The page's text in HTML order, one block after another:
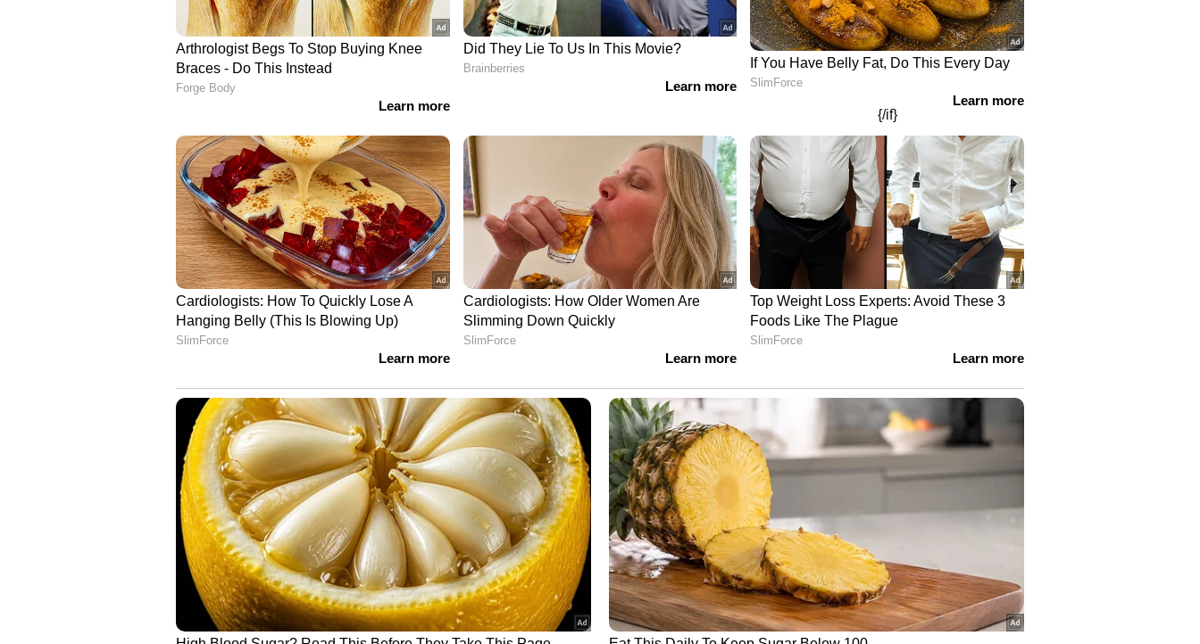
സർക്കാർ ഉദ്യോഗസ്ഥർ കാത്തിരുന്നെങ്കിലും ഗവർണ്ണർ ഒരിഞ്ചും വിട്ടുവീഴ്ച ചെയ്തില്ല.
ലോകായുക്ത നിയമഭേദഗതി അടക്കം 11 ഓർഡിൻസുകളാണ് ഇന്നലെയോടെ
അസാധുവായത്, ഇതോടെ സർക്കാർ കടുത്ത പ്രതിരോധത്തിലുമായി.
ഓര്‍ഡിനൻസ് കാലാവധി കഴിഞ്ഞതോടെ ലോകായുക്ത പഴയ നിയമമാണ് ഇപ്പോൾ
ലൈനിലാണ്. ഗവർണ്ണറെ പ്രകോപിപ്പിക്കാതെ പതിവ് പോലെ അനുരജ്ഞന സാധ്യത
തേടുകയാണ് സർക്കാർ. ദില്ലിയിൽ നിന്നും അടുത്ത ദിവസം കേരളത്തിലെത്തുന്ന
ആരിഫ് മുഹമ്മദ് ഖാനെ മുഖ്യമന്ത്രി നേരിട്ട് രാജ് ഭവനിലെത്തി കാണാനാണ് ശ്രമം.
ഗവർണ്ണറെ പ്രകോപിപ്പിച്ച വിസി നിയമന ഭേദഗതി ഓർഡിനൻസിൽ നിന്നും തൽക്കാലം
സർക്കാർ പിന്നോട്ടുപോയേക്കും. അടുത്ത കാബിനറ്റിൽ ഓ‌ർഡിനൻസ്
ഇറക്കാനായിരന്നു മുൻ ധാരണ. കേരള വിസി നിയമനത്തിനായി ഗവർണ്ണർ രൂപീകരിച്ച
സെർച്ച് കമ്മിറ്റിയിലേക്ക് സർവ്വകലാശാല പ്രതിനിധിയെയും ഉടൻ നിർദ്ദേശിച്ചേക്കും. ഉടൻ
സഭാ സമ്മേളനം വിളിച്ച് ഓർഡിനൻസുകൾക്ക് പകരം ബിൽ അവതരിപ്പിക്കുമെന്ന ഉറപ്പ്
ലാപ്സായ ഓർഡിനൻസുകൾ ഒന്നുകിൽ ചെറിയ ഭേദഗതികളോടെ പുതുക്കി ഇറക്കാം.
അല്ലെങ്കിൽ സഭാ സമ്മേളനം ചേർന്ന് ബിൽ പാസ്സാക്കാം. രണ്ടായാലും ഗവർണ്ണർ
ഒപ്പിടണം. സർക്കാർ സമവായ സാധ്യത തേടുകയാണെങ്കിലും ഗവർണ്ണർ ഇപ്പോഴും
ഉടക്കിൽ തന്നെയാണ്. നിരന്തരമായി ഓ‌ർഡിനൻസുകൾ പുതുക്കി ഇറക്കുന്ന
രീതിക്കെതിരെ ആരിഫ് മുഹമ്മദ് ഖാനുള്ളത് കടുത്ത അതൃപ്തിയാണ്. സർക്കാറിൻറെ
പ്രതീക്ഷ തെറ്റിച്ച ഗവർണ്ണർ അനുനയത്തിന് തയ്യാറായില്ലെങ്കിൽ പ്രതിസന്ധി
അതിരൂക്ഷമാകും.